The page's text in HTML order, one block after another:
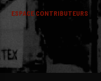
ESPACE CONTRIBUTEURS